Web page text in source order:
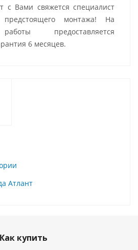
с Вами свяжется специалист
монтажа! На
предоставляется
6 месяцев.
Атлант
Как купить